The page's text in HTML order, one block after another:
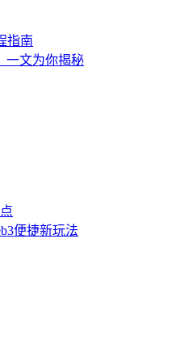
指南
一文为你揭秘
便捷新玩法